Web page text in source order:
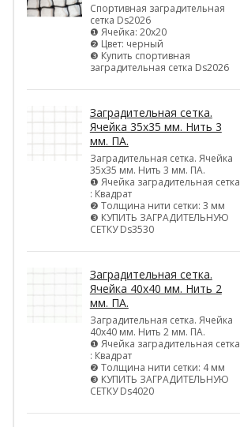
Спортивная заградительная
сетка Ds2026
❶ Ячейка: 20х20
❷ Цвет: черный
❸ Купить спортивная
заградительная сетка Ds2026
Заградительная сетка.
Ячейка 35х35 мм. Нить 3
мм. ПА.
Заградительная сетка. Ячейка
35х35 мм. Нить 3 мм. ПА.
❶ Ячейка заградительная сетка
: Квадрат
❷ Толщина нити сетки: 3 мм
❸ КУПИТЬ ЗАГРАДИТЕЛЬНУЮ
СЕТКУ Ds3530
Заградительная сетка.
Ячейка 40х40 мм. Нить 2
мм. ПА.
Заградительная сетка. Ячейка
40х40 мм. Нить 2 мм. ПА.
❶ Ячейка заградительная сетка
: Квадрат
❷ Толщина нити сетки: 4 мм
❸ КУПИТЬ ЗАГРАДИТЕЛЬНУЮ
СЕТКУ Ds4020